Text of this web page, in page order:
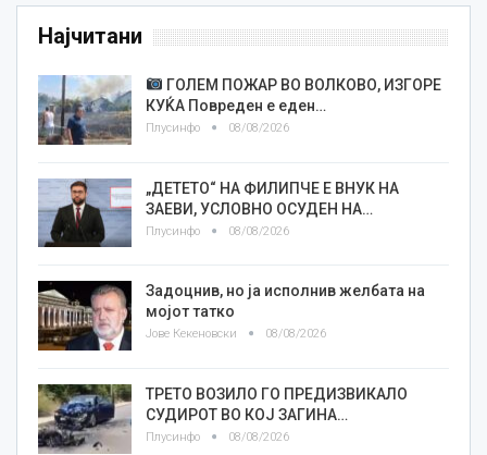
Најчитани
ГОЛЕМ ПОЖАР ВО ВОЛКОВО, ИЗГОРЕ
КУЌА Повреден е еден…
Плусинфо 08/08/2026
„ДЕТЕТО“ НА ФИЛИПЧЕ Е ВНУК НА
ЗАЕВИ, УСЛОВНО ОСУДЕН НА…
Плусинфо 08/08/2026
Задоцнив, но ја исполнив желбата на
мојот татко
Јове Кекеновски 08/08/2026
ТРЕТО ВОЗИЛО ГО ПРЕДИЗВИКАЛО
СУДИРОТ ВО КОЈ ЗАГИНА…
Плусинфо 08/08/2026